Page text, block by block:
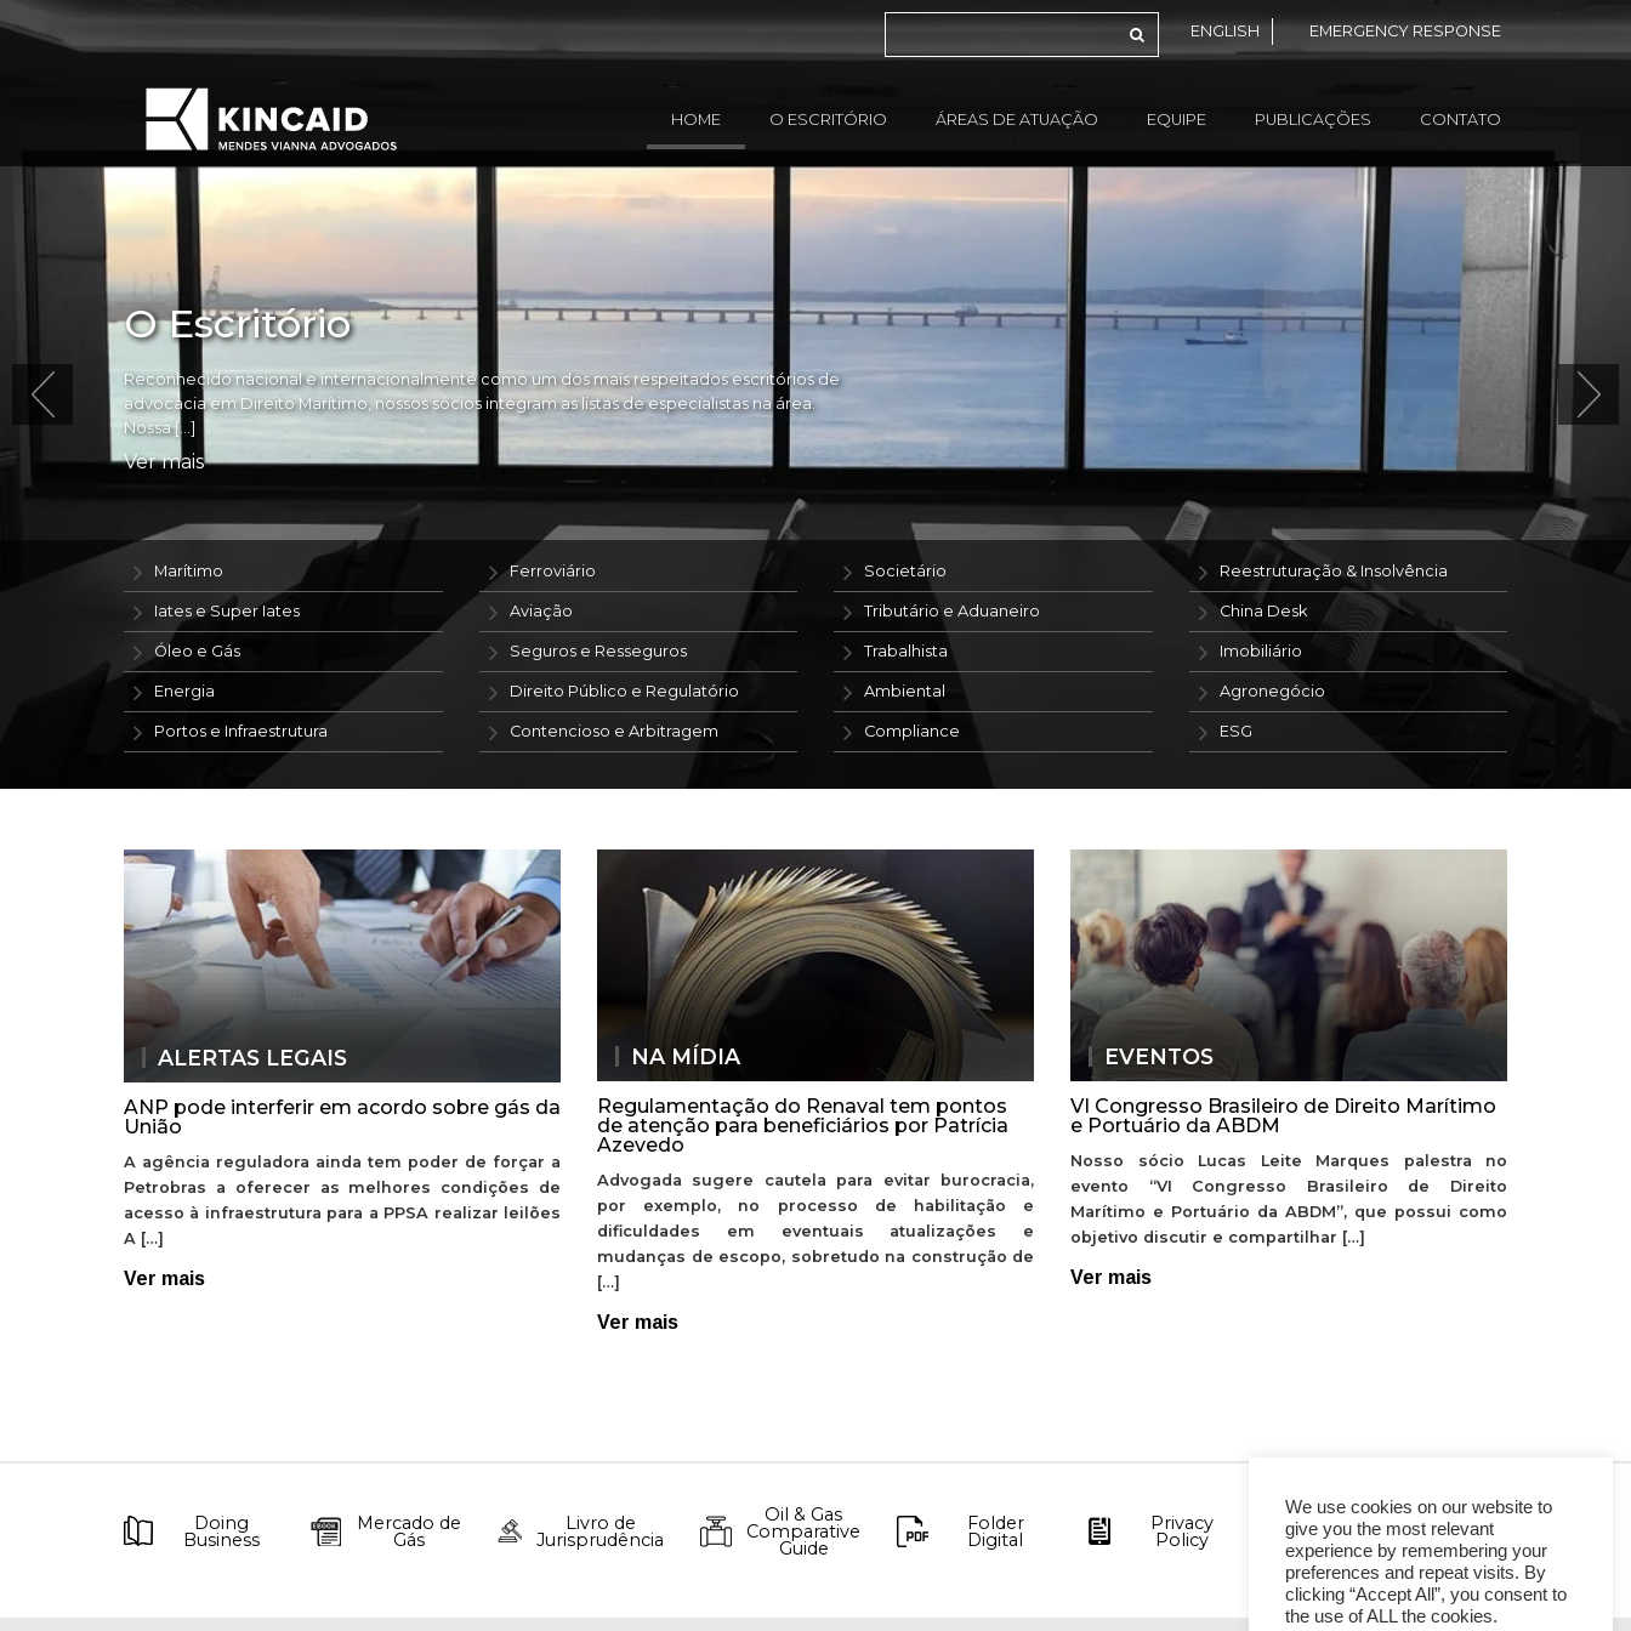
ENGLISH EMERGENCY RESPONSE
HOME O ESCRITÓRIO ÁREAS DE ATUAÇÃO EQUIPE PUBLICAÇÕES CONTATO
O Escritório
Reconhecido nacional e internacionalmente como um dos mais respeitados escritórios de
advocacia em Direito Marítimo, nossos sócios integram as listas de especialistas na área.
Nossa […]
Ver mais
Marítimo
Iates e Super Iates
Óleo e Gás
Energia
Portos e Infraestrutura
Ferroviário
Aviação
Seguros e Resseguros
Direito Público e Regulatório
Contencioso e Arbitragem
Societário
Tributário e Aduaneiro
Trabalhista
Ambiental
Compliance
Reestruturação & Insolvência
China Desk
Imobiliário
Agronegócio
ESG
ALERTAS LEGAIS
ANP pode interferir em acordo sobre gás da
União
A agência reguladora ainda tem poder de forçar a
Petrobras a oferecer as melhores condições de
acesso à infraestrutura para a PPSA realizar leilões
A […]
Ver mais
NA MÍDIA
Regulamentação do Renaval tem pontos
de atenção para beneficiários por Patrícia
Azevedo
Advogada sugere cautela para evitar burocracia,
por exemplo, no processo de habilitação e
dificuldades em eventuais atualizações e
mudanças de escopo, sobretudo na construção de
[…]
Ver mais
EVENTOS
VI Congresso Brasileiro de Direito Marítimo
e Portuário da ABDM
Nosso sócio Lucas Leite Marques palestra no
evento “VI Congresso Brasileiro de Direito
Marítimo e Portuário da ABDM”, que possui como
objetivo discutir e compartilhar […]
Ver mais
Doing
Business
Mercado de
Gás
Livro de
Jurisprudência
Oil & Gas
Comparative
Guide
Folder
Digital
Privacy
Policy
We use cookies on our website to
give you the most relevant
experience by remembering your
preferences and repeat visits. By
clicking “Accept All”, you consent to
the use of ALL the cookies.